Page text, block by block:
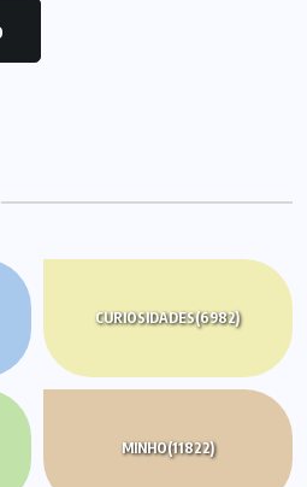
CURIOSIDADES(6982)
MINHO(11822)